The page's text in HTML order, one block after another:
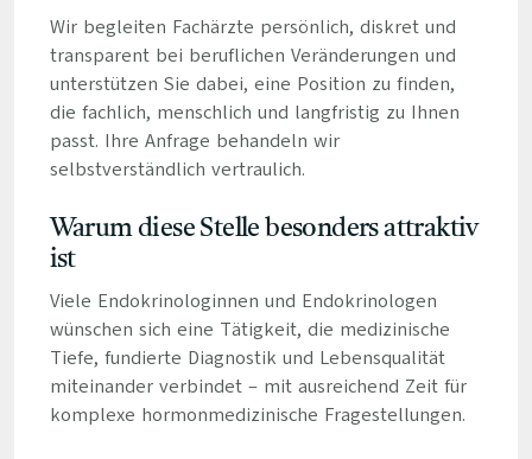
Wir begleiten Fachärzte persönlich, diskret und
transparent bei beruflichen Veränderungen und
unterstützen Sie dabei, eine Position zu finden,
die fachlich, menschlich und langfristig zu Ihnen
passt. Ihre Anfrage behandeln wir
selbstverständlich vertraulich.
Warum diese Stelle besonders attraktiv
ist
Viele Endokrinologinnen und Endokrinologen
wünschen sich eine Tätigkeit, die medizinische
Tiefe, fundierte Diagnostik und Lebensqualität
miteinander verbindet – mit ausreichend Zeit für
komplexe hormonmedizinische Fragestellungen.